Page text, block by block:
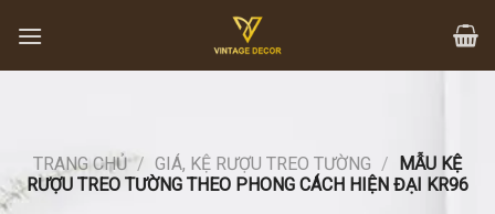
content
TRANG CHỦ / GIÁ, KỆ RƯỢU TREO TƯỜNG /
MẪU KỆ
RƯỢU TREO TƯỜNG THEO PHONG CÁCH HIỆN ĐẠI KR96